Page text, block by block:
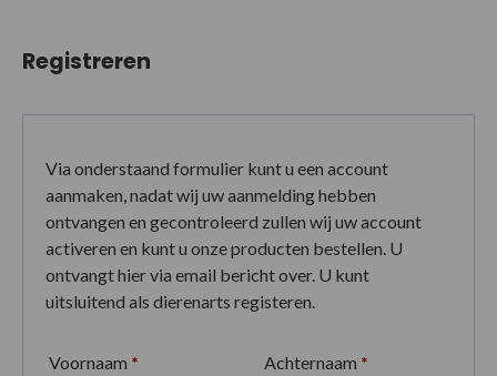
Registreren
Via onderstaand formulier kunt u een account
aanmaken, nadat wij uw aanmelding hebben
ontvangen en gecontroleerd zullen wij uw account
activeren en kunt u onze producten bestellen. U
ontvangt hier via email bericht over. U kunt
uitsluitend als dierenarts registeren.
Voornaam * Achternaam *